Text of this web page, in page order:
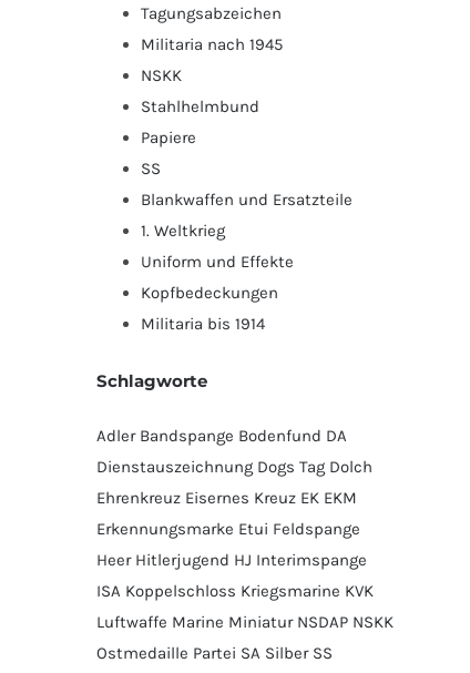
Tagungsabzeichen
Militaria nach 1945
NSKK
Stahlhelmbund
Papiere
SS
Blankwaffen und Ersatzteile
1. Weltkrieg
Uniform und Effekte
Kopfbedeckungen
Militaria bis 1914
Schlagworte
Adler Bandspange Bodenfund DA
Dienstauszeichnung Dogs Tag Dolch
Ehrenkreuz Eisernes Kreuz EK EKM
Erkennungsmarke Etui Feldspange
Heer Hitlerjugend HJ Interimspange
ISA Koppelschloss Kriegsmarine KVK
Luftwaffe Marine Miniatur NSDAP NSKK
Ostmedaille Partei SA Silber SS